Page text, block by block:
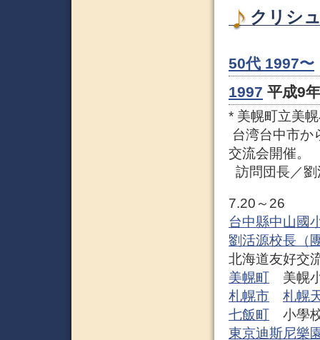
クリシ
50代 1997〜
1997 平成9
* 美幌町立美
台湾台中市か
交流会開催。
訪問団長／
7.20～26
台中縣中山國
劉活源校長（
北海道友好交
美幌町 美幌
札幌市
札幌
七飯町 小學
東京迪斯尼樂